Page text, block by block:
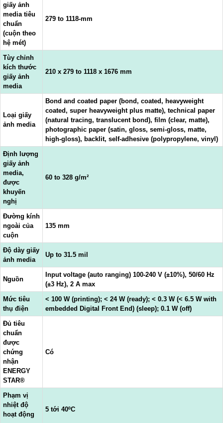
giấy ảnh
media tiêu
chuẩn
(cuộn theo
hệ mét)
279 to 1118-mm
Tùy chỉnh
kích thước
giấy ảnh
media
210 x 279 to 1118 x 1676 mm
Loại giấy
ảnh media
Bond and coated paper (bond, coated, heavyweight
coated, super heavyweight plus matte), technical paper
(natural tracing, translucent bond), film (clear, matte),
photographic paper (satin, gloss, semi-gloss, matte,
high-gloss), backlit, self-adhesive (polypropylene, vinyl)
Định lượng
giấy ảnh
media,
được
khuyến
nghị
60 to 328 g/m²
Đường kính
ngoài của
cuộn
135 mm
Độ dày giấy
ảnh media
Up to 31.5 mil
Nguồn
Input voltage (auto ranging) 100-240 V (±10%), 50/60 Hz
(±3 Hz), 2 A max
Mức tiêu
thụ điện
< 100 W (printing); < 24 W (ready); < 0.3 W (< 6.5 W with
embedded Digital Front End) (sleep); 0.1 W (off)
Đủ tiêu
chuẩn
được
chứng
nhận
ENERGY
STAR®
Có
Phạm vị
nhiệt độ
hoạt động
5 tới 40ºC